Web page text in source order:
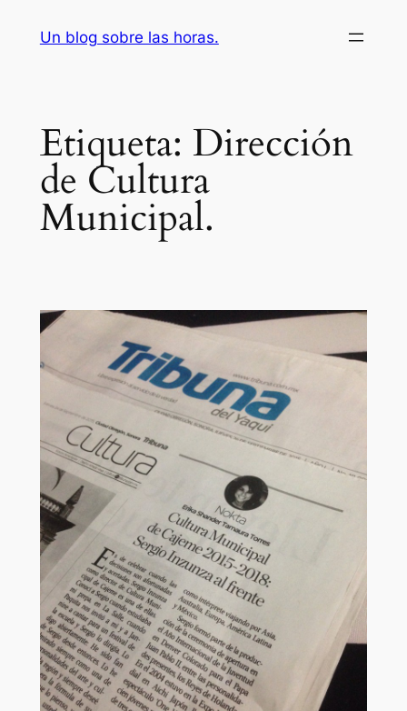
Un blog sobre las horas.
Etiqueta: Dirección
de Cultura
Municipal.